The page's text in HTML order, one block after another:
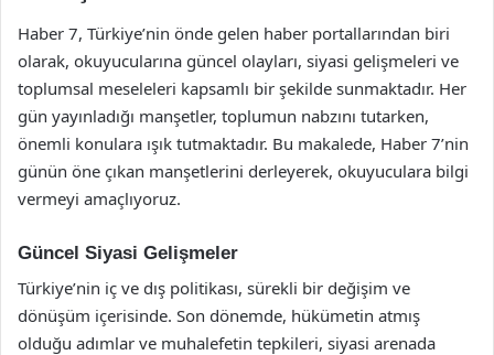
Haber 7, Türkiye’nin önde gelen haber portallarından biri
olarak, okuyucularına güncel olayları, siyasi gelişmeleri ve
toplumsal meseleleri kapsamlı bir şekilde sunmaktadır. Her
gün yayınladığı manşetler, toplumun nabzını tutarken,
önemli konulara ışık tutmaktadır. Bu makalede, Haber 7’nin
günün öne çıkan manşetlerini derleyerek, okuyuculara bilgi
vermeyi amaçlıyoruz.
Güncel Siyasi Gelişmeler
Türkiye’nin iç ve dış politikası, sürekli bir değişim ve
dönüşüm içerisinde. Son dönemde, hükümetin atmış
olduğu adımlar ve muhalefetin tepkileri, siyasi arenada